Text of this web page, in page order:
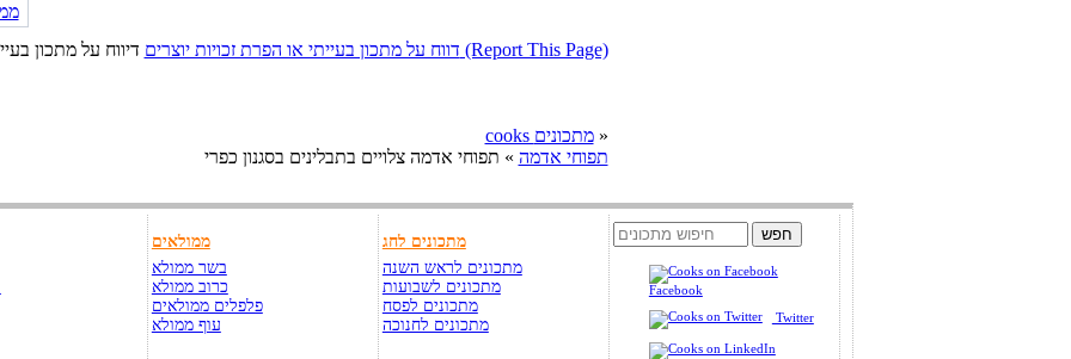
דווח על מתכון בעייתי או הפרת זכויות יוצרים (Report This Page)
cooks מתכונים»
תפוחי אדמה » תפוחי אדמה צלויים בתבלינים בסגנון כפרי
ממולאים
בשר ממולא
כרוב ממולא
פלפלים ממולאים
עוף ממולא
מתכונים לחג
מתכונים לראש השנה
מתכונים לשבועות
מתכונים לפסח
מתכונים לחנוכה
Facebook
Twitter